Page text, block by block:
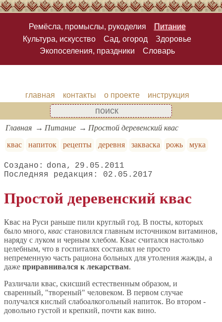
Ремёсла, промыслы, рукоделия
Питание
Культура, искусство
Сад, огород
Здоровье
Экопоселения, праздники
Словарь
главная контакты о проекте инструкция
Главная Питание
Простой деревенский квас
квас
напиток рецепты деревня закваска рожь мука
dona
29.05.2011
02.05.2017
Простой деревенский квас
Квас на Руси раньше пили круглый год. В посты, которых
было много, квас становился главным источником витаминов,
наряду с луком и черным хлебом. Квас считался настолько
целебным, что в госпиталях составлял не просто
непременную часть рациона больных для утоления жажды, а
даже приравнивался к лекарствам.
Различали квас, скисший естественным образом, и
сваренный, "твореный" человеком. В первом случае
получался кислый слабоалкогольный напиток. Во втором -
довольно густой и крепкий, почти как вино.